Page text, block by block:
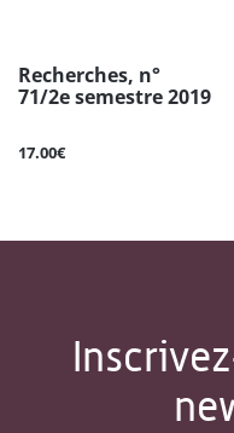
Recherches, n°
71/2e semestre 2019
17.00€